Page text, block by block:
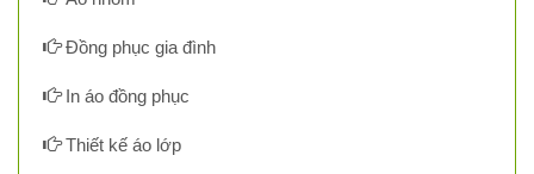
Đồng phục gia đình
In áo đồng phục
Thiết kế áo lớp